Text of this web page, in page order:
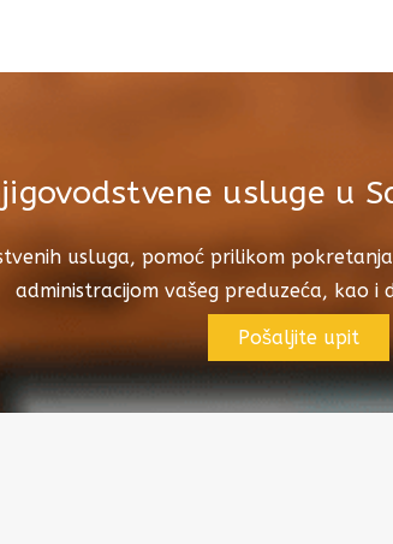
usluge u
usluga, pomoć prilikom
administracijom vašeg preduzeća, kao i
Pošaljite upit